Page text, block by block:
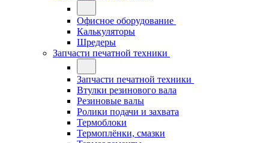
Офисное оборудование
Калькуляторы
Шредеры
Запчасти печатной техники
Запчасти печатной техники
Втулки резинового вала
Резиновые валы
Ролики подачи и захвата
Термоблоки
Термоплёнки, смазки